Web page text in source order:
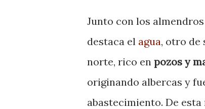
Junto con los
destaca el agua, otro de
norte, rico en pozos y
originando albercas y
abastecimiento. De